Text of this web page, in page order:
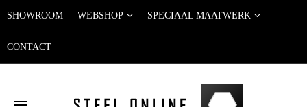
SHOWROOM WEBSHOP SPECIAAL MAATWERK
CONTACT